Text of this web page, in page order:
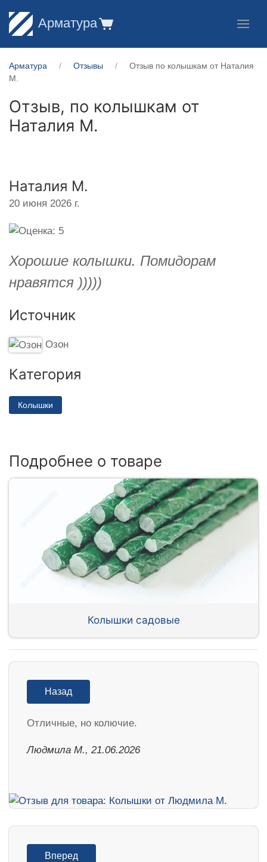
Арматура
Арматура Отзывы
Отзыв по колышкам от Наталия
М.
Отзыв, по колышкам от
Наталия М.
Наталия М.
20 июня 2026 г.
Хорошие колышки. Помидорам
нравятся )))))
Источник
Озон
Категория
Колышки
Подробнее о товаре
Колышки садовые
Назад
Отличные, но колючие.
Людмила М., 21.06.2026
Вперед